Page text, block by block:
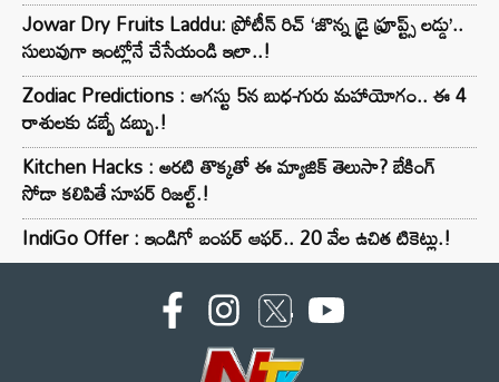
Jowar Dry Fruits Laddu: ప్రోటీన్ రిచ్ ‘జొన్న డ్రై ఫ్రూప్ట్స్ లడ్డు’..
సులువుగా ఇంట్లోనే చేసేయండి ఇలా..!
Zodiac Predictions : ఆగస్టు 5న బుధ-గురు మహాయోగం.. ఈ 4
రాశులకు డబ్బే డబ్బు.!
Kitchen Hacks : అరటి తొక్కతో ఈ మ్యాజిక్ తెలుసా? బేకింగ్
సోడా కలిపితే సూపర్ రిజల్ట్.!
IndiGo Offer : ఇండిగో బంపర్ ఆఫర్.. 20 వేల ఉచిత టికెట్లు.!